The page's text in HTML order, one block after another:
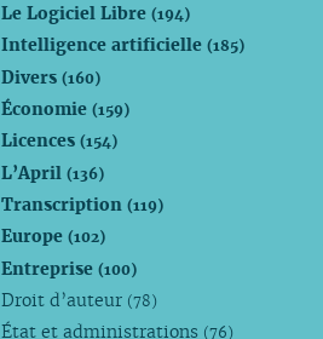
Le Logiciel Libre(194)
Intelligence artificielle(185)
Divers(160)
Économie(159)
Licences(154)
L’April(136)
Transcription(119)
Europe(102)
Entreprise(100)
Droit d’auteur (78)
État et administrations (76)